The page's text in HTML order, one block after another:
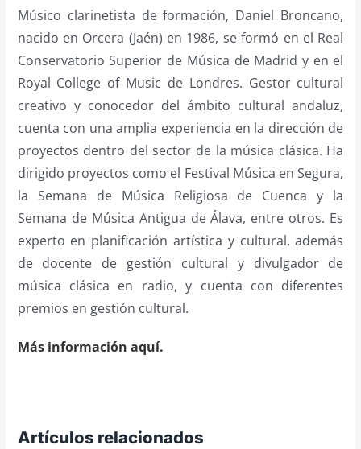
Músico clarinetista de formación, Daniel Broncano,
nacido en Orcera (Jaén) en 1986, se formó en el Real
Conservatorio Superior de Música de Madrid y en el
Royal College of Music de Londres. Gestor cultural
creativo y conocedor del ámbito cultural andaluz,
cuenta con una amplia experiencia en la dirección de
proyectos dentro del sector de la música clásica. Ha
dirigido proyectos como el Festival Música en Segura,
la Semana de Música Religiosa de Cuenca y la
Semana de Música Antigua de Álava, entre otros. Es
experto en planificación artística y cultural, además
de docente de gestión cultural y divulgador de
música clásica en radio, y cuenta con diferentes
premios en gestión cultural.
Más información aquí.
Artículos relacionados